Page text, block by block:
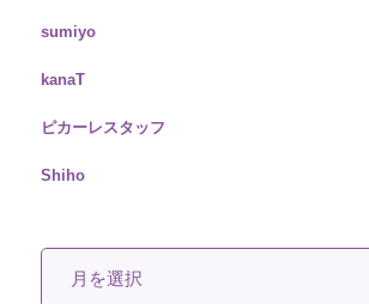
sumiyo
kanaT
ピカーレスタッフ
Shiho